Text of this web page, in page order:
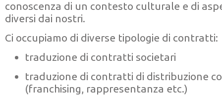
conoscenza di un contesto culturale e di
diversi dai nostri.
Ci occupiamo di diverse tipologie di contratti:
traduzione di contratti societari
traduzione di contratti di distribuzione
(franchising, rappresentanza etc.)